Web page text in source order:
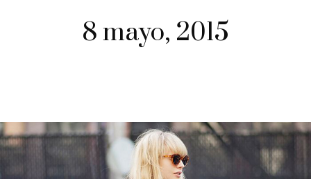
8 mayo, 2015